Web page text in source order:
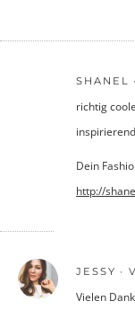
SHANEL
richtig
Dein
http://
JESSY
Vielen